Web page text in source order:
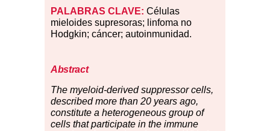
PALABRAS CLAVE: Células
mieloides supresoras; linfoma no
Hodgkin; cáncer; autoinmunidad.
Abstract
The myeloid-derived suppressor cells,
described more than 20 years ago,
constitute a heterogeneous group of
cells that participate in the immune